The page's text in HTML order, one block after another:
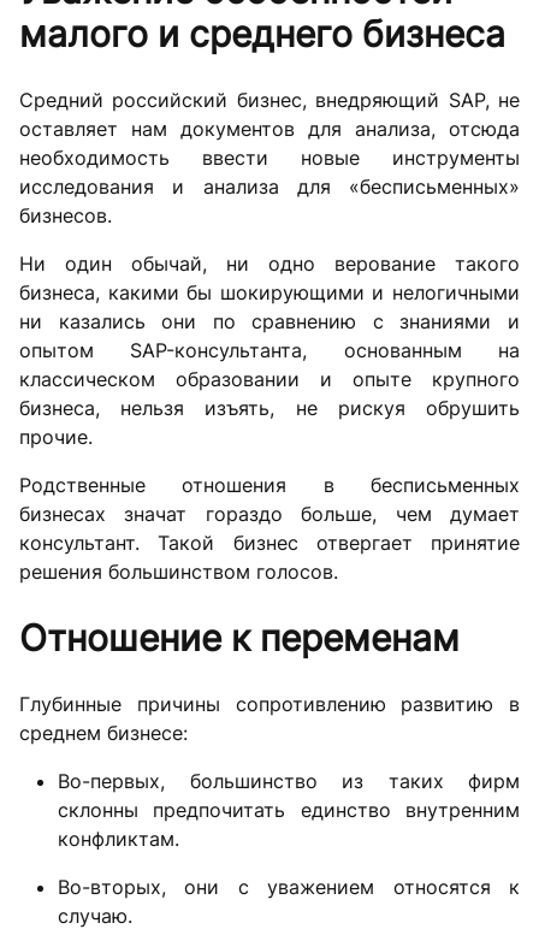
малого и среднего бизнеса
Средний российский бизнес, внедряющий SAP, не
оставляет нам документов для анализа, отсюда
необходимость ввести новые инструменты
исследования и анализа для «бесписьменных»
бизнесов.
Ни один обычай, ни одно верование такого
бизнеса, какими бы шокирующими и нелогичными
ни казались они по сравнению с знаниями и
опытом SAP-консультанта, основанным на
классическом образовании и опыте крупного
бизнеса, нельзя изъять, не рискуя обрушить
прочие.
Родственные отношения в бесписьменных
бизнесах значат гораздо больше, чем думает
консультант. Такой бизнес отвергает принятие
решения большинством голосов.
Отношение к переменам
Глубинные причины сопротивлению развитию в
среднем бизнесе:
Во-первых, большинство из таких фирм
склонны предпочитать единство внутренним
конфликтам.
Во-вторых, они с уважением относятся к
случаю.